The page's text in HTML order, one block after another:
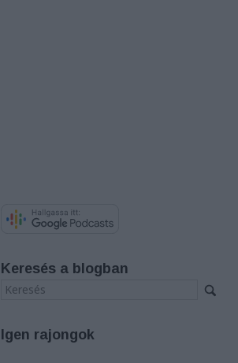
Keresés a blogban
Igen rajongok